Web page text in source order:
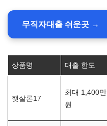
무직자대출 쉬운곳 →
상품명 대출 한도
햇살론17
최대 1,400만
원